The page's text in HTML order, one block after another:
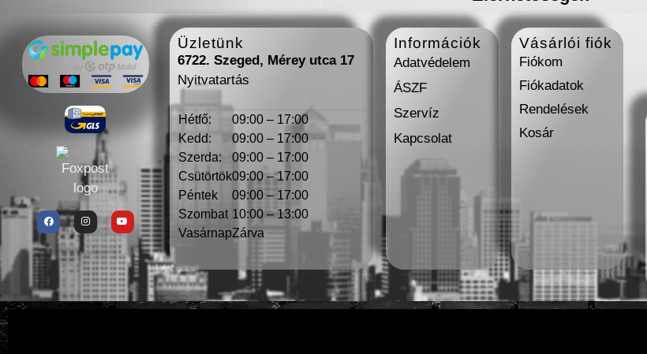
Üzletünk
6722. Szeged, Mérey utca 17
Nyitvatartás
Hétfő:
09:00 – 17:00
Kedd:
09:00 – 17:00
Szerda:
09:00 – 17:00
Csütörtök09:00 – 17:00
Péntek
09:00 – 17:00
Szombat 10:00 – 13:00
VasárnapZárva
Információk
Adatvédelem
ÁSZF
Szervíz
Kapcsolat
Vásárlói fiók
Fiókom
Fiókadatok
Rendelések
Kosár